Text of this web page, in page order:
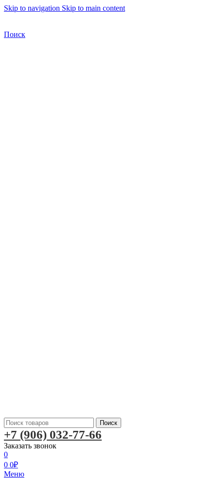
Skip to navigation Skip to main content
Поиск
Поиск
+7 (906) 032-77-66
Заказать звонок
0
0 0₽
Меню